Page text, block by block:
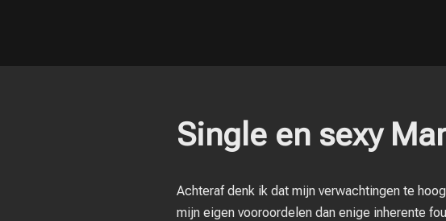
Single en sexy
Achteraf denk ik dat mijn verwachtingen te
mijn eigen vooroordelen dan enige inherente